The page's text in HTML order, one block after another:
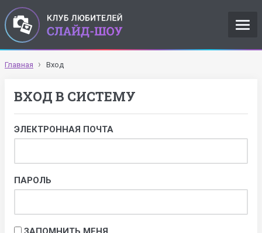
Главная Вход
ВХОД В СИСТЕМУ
ЭЛЕКТРОННАЯ ПОЧТА
ПАРОЛЬ